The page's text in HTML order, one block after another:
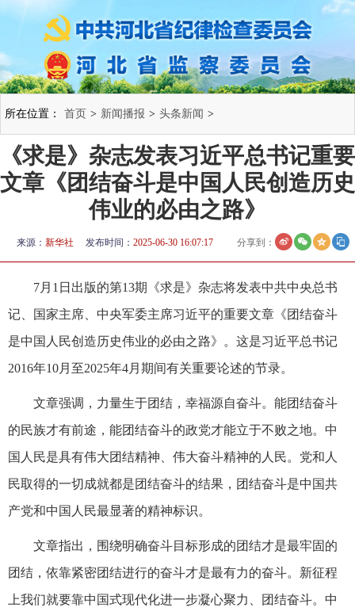
所在位置： 首页 > 新闻播报 > 头条新闻 >
《求是》杂志发表习近平总书记重要
文章《团结奋斗是中国人民创造历史
伟业的必由之路》
来源： 新华社 发布时间： 2025-06-30 16:07:17 分享到：
7月1日出版的第13期《求是》杂志将发表中共中央总书
记、国家主席、中央军委主席习近平的重要文章《团结奋斗
是中国人民创造历史伟业的必由之路》。这是习近平总书记
2016年10月至2025年4月期间有关重要论述的节录。
文章强调，力量生于团结，幸福源自奋斗。能团结奋斗
的民族才有前途，能团结奋斗的政党才能立于不败之地。中
国人民是具有伟大团结精神、伟大奋斗精神的人民。党和人
民取得的一切成就都是团结奋斗的结果，团结奋斗是中国共
产党和中国人民最显著的精神标识。
文章指出，围绕明确奋斗目标形成的团结才是最牢固的
团结，依靠紧密团结进行的奋斗才是最有力的奋斗。新征程
上我们就要靠中国式现代化进一步凝心聚力、团结奋斗。中